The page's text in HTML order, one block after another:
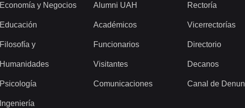
Economía y Negocios
Educación
Filosofía y
Humanidades
Psicología
Ingeniería
Alumni UAH
Académicos
Funcionarios
Visitantes
Comunicaciones
Rectoría
Vicerrectorías
Directorio
Decanos
Canal de